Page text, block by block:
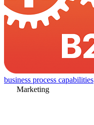
business process capabilities
Marketing